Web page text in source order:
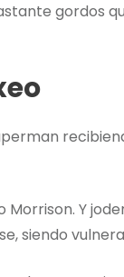
gordos
Y
siendo